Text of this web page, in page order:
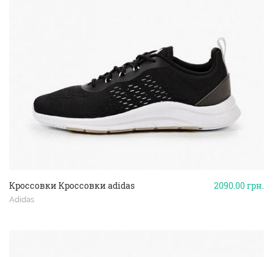
2090.00грн.
Кроссовки Кроссовки adidas
Adidas